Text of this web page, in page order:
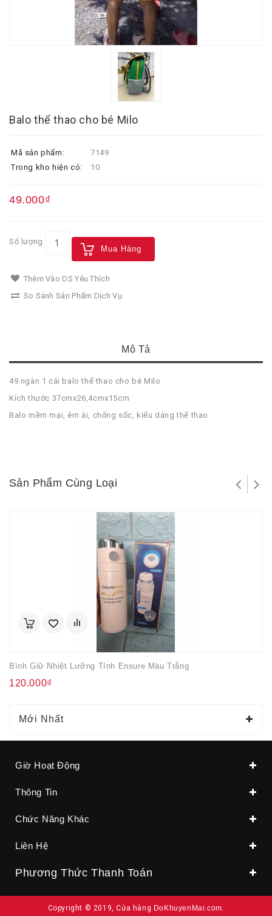
Balo thể thao cho bé Milo
Mã sản phẩm:
7149
Trong kho hiện có:
10
49.000₫
Số lượng
Mua Hàng
Thêm Vào DS Yêu Thích
So Sánh Sản Phẩm Dịch Vụ
Mô Tả
49 ngàn 1 cái balo thể thao cho bé Milo
Kích thước 37cmx26,4cmx15cm
Balo mềm mại, êm ái, chống sốc, kiểu dáng thể thao
Sản Phẩm Cùng Loại
Bình Giữ Nhiệt Lưỡng Tính Ensure Màu Trắng
120.000₫
Mới Nhất
Giờ Hoạt Động
Thông Tin
Chức Năng Khác
Liên Hệ
Phương Thức Thanh Toán
Copyright © 2019, Cửa hàng DoKhuyenMai.com